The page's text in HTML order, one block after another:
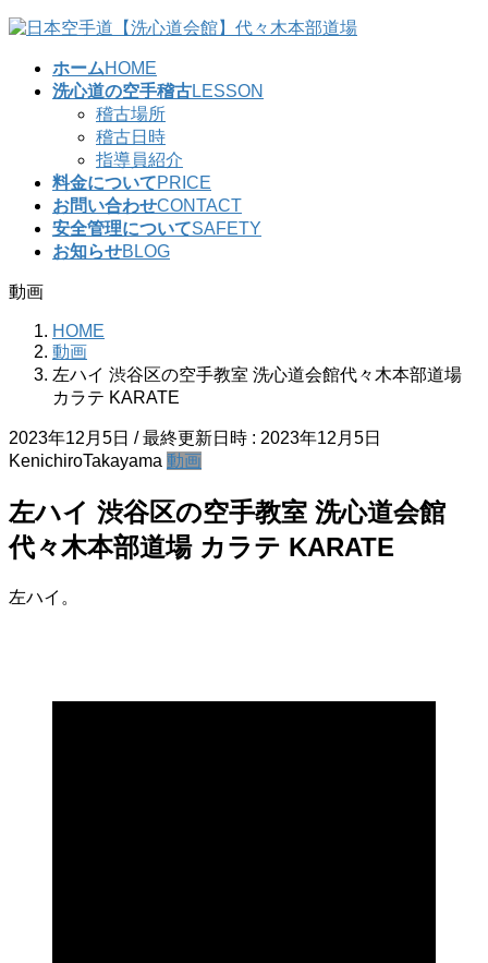
コ
ナ
ホームHOME
洗心道の空手稽古LESSON
稽古場所
稽古日時
指導員紹介
料金についてPRICE
お問い合わせCONTACT
安全管理についてSAFETY
お知らせBLOG
動画
HOME
動画
左ハイ 渋谷区の空手教室 洗心道会館代々木本部道場
カラテ KARATE
2023年12月5日 / 最終更新日時 : 2023年12月5日
KenichiroTakayama 動画
左ハイ 渋谷区の空手教室 洗心道会館
代々木本部道場 カラテ KARATE
左ハイ。